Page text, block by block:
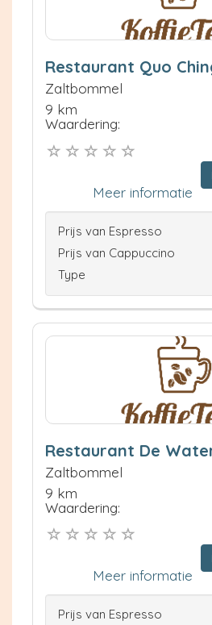
Restaurant Quo
Zaltbommel
9 km
Waardering:
Meer informatie
Prijs van Espresso
Prijs van Cappuccino
Type
Restaurant De
Zaltbommel
9 km
Waardering:
Meer informatie
Prijs van Espresso